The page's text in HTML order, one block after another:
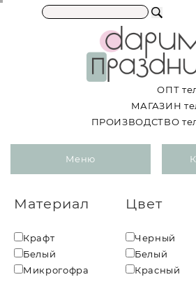
ОПТ
МАГАЗИН
ПРОИЗВОДСТВО
Меню
Материал
Крафт
Белый
Микрогофра
Цвет
Черный
Белый
Красный